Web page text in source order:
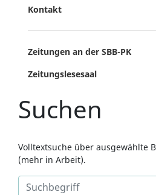
Kontakt
Zeitungen an der SBB-PK
Zeitungslesesaal
Suchen
Volltextsuche über ausgewählte
(mehr in Arbeit).